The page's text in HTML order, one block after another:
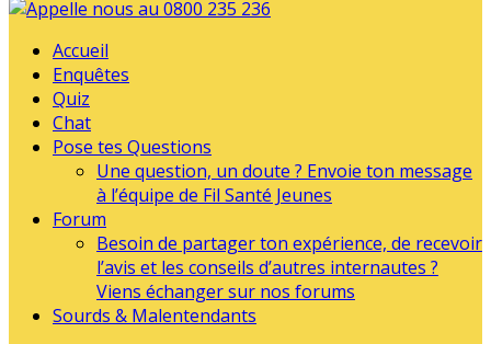
Accueil
Enquêtes
Quiz
Chat
Pose tes Questions
Une question, un doute ? Envoie ton message
à l’équipe de Fil Santé Jeunes
Forum
Besoin de partager ton expérience, de recevoir
l’avis et les conseils d’autres internautes ?
Viens échanger sur nos forums
Sourds & Malentendants